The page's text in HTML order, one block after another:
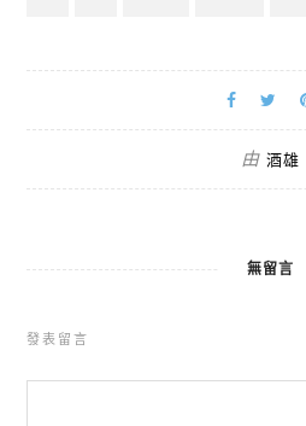
由 酒雄
無留言
發表留言